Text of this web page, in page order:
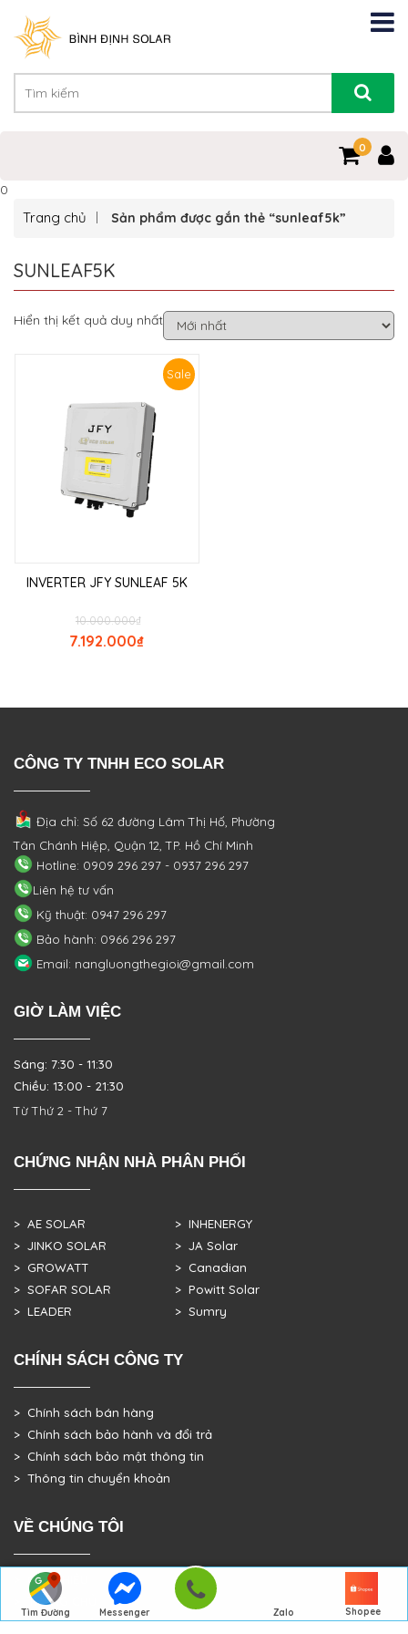
0
Tìm Đường
Messenger
Zalo Shopee
0
Trang chủ Sản phẩm được gắn thẻ “sunleaf5k”
SUNLEAF5K
Hiển thị kết quả duy nhất
Sale
INVERTER JFY SUNLEAF 5K
₫
10.000.000
₫
7.192.000
CÔNG TY TNHH ECO SOLAR
Địa chỉ: Số 62 đường Lâm Thị Hố, Phường
Tân Chánh Hiệp, Quận 12, TP. Hồ Chí Minh
Hotline: 0909 296 297 - 0937 296 297
Liên hệ tư vấn
Kỹ thuật: 0947 296 297
Bảo hành: 0966 296 297
Email: nangluongthegioi@gmail.com
GIỜ LÀM VIỆC
Sáng: 7:30 - 11:30
Chiều: 13:00 - 21:30
Từ Thứ 2 - Thứ 7
CHỨNG NHẬN NHÀ PHÂN PHỐI
> AE SOLAR
> JINKO SOLAR
> GROWATT
> SOFAR SOLAR
> LEADER
> INHENERGY
> JA Solar
> Canadian
> Powitt Solar
> Sumry
CHÍNH SÁCH CÔNG TY
> Chính sách bán hàng
> Chính sách bảo hành và đổi trả
> Chính sách bảo mật thông tin
> Thông tin chuyển khoản
VỀ CHÚNG TÔI
> GIỚI THIỆU
> TRANG CHỦ
> DỰ ÁN THỰC TẾ